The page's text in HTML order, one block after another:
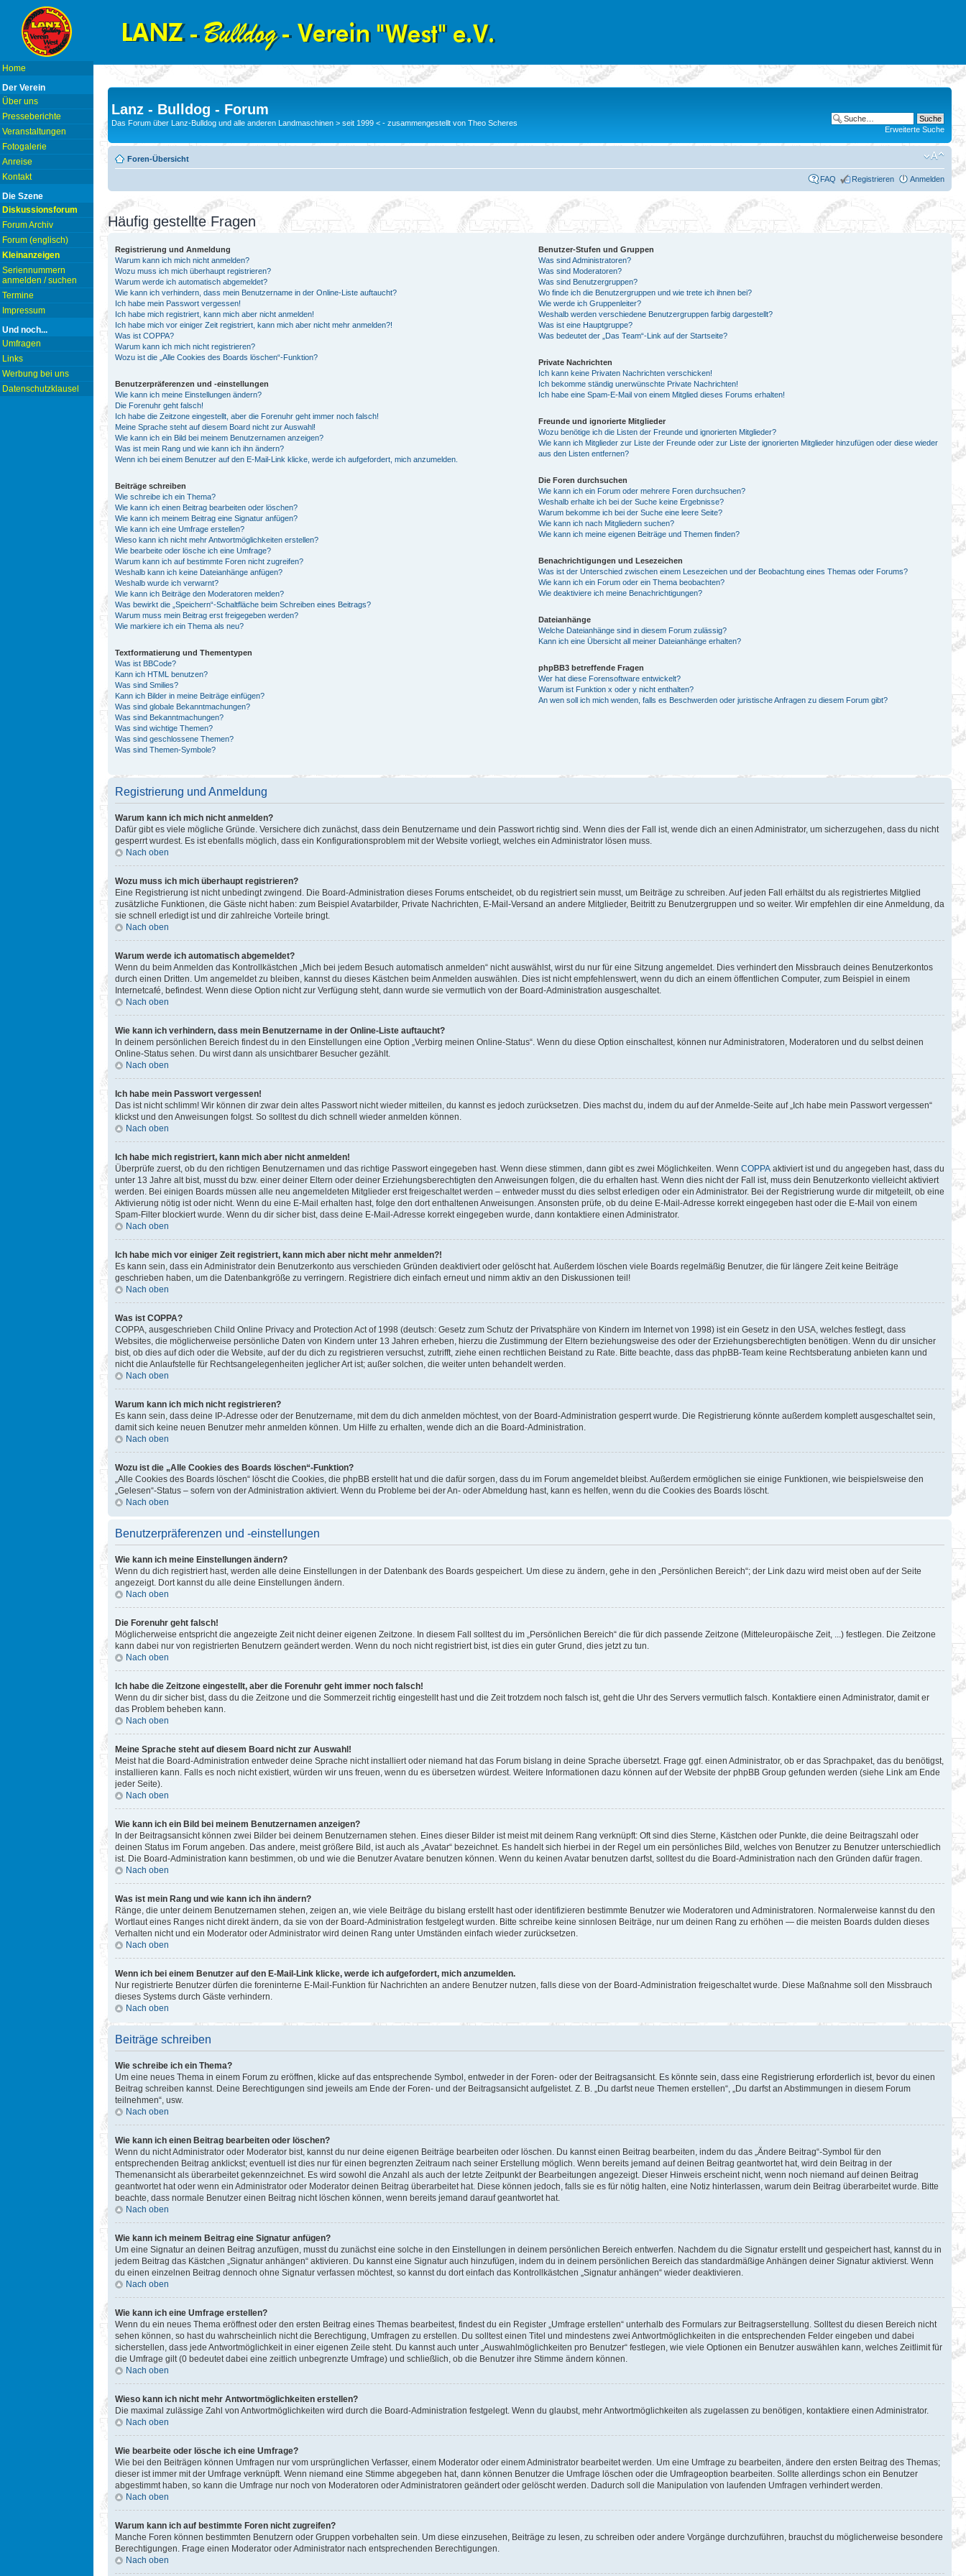
Home
Der Verein
Über uns
Presseberichte
Veranstaltungen
Fotogalerie
Anreise
Kontakt
Die Szene
Diskussionsforum
Forum Archiv
Forum (englisch)
Kleinanzeigen
Seriennummern
anmelden / suchen
Termine
Impressum
Und noch...
Umfragen
Links
Werbung bei uns
Datenschutzklausel
Lanz - Bulldog - Forum
Das Forum über Lanz-Bulldog und alle anderen Landmaschinen > seit 1999 < - zusammengestellt von Theo Scheres
Erweiterte Suche
Foren-Übersicht
FAQ Registrieren Anmelden
Häufig gestellte Fragen
Registrierung und Anmeldung
Warum kann ich mich nicht anmelden?
Wozu muss ich mich überhaupt registrieren?
Warum werde ich automatisch abgemeldet?
Wie kann ich verhindern, dass mein Benutzername in der Online-Liste auftaucht?
Ich habe mein Passwort vergessen!
Ich habe mich registriert, kann mich aber nicht anmelden!
Ich habe mich vor einiger Zeit registriert, kann mich aber nicht mehr anmelden?!
Was ist COPPA?
Warum kann ich mich nicht registrieren?
Wozu ist die „Alle Cookies des Boards löschen“-Funktion?
Benutzerpräferenzen und -einstellungen
Wie kann ich meine Einstellungen ändern?
Die Forenuhr geht falsch!
Ich habe die Zeitzone eingestellt, aber die Forenuhr geht immer noch falsch!
Meine Sprache steht auf diesem Board nicht zur Auswahl!
Wie kann ich ein Bild bei meinem Benutzernamen anzeigen?
Was ist mein Rang und wie kann ich ihn ändern?
Wenn ich bei einem Benutzer auf den E-Mail-Link klicke, werde ich aufgefordert, mich anzumelden.
Beiträge schreiben
Wie schreibe ich ein Thema?
Wie kann ich einen Beitrag bearbeiten oder löschen?
Wie kann ich meinem Beitrag eine Signatur anfügen?
Wie kann ich eine Umfrage erstellen?
Wieso kann ich nicht mehr Antwortmöglichkeiten erstellen?
Wie bearbeite oder lösche ich eine Umfrage?
Warum kann ich auf bestimmte Foren nicht zugreifen?
Weshalb kann ich keine Dateianhänge anfügen?
Weshalb wurde ich verwarnt?
Wie kann ich Beiträge den Moderatoren melden?
Was bewirkt die „Speichern“-Schaltfläche beim Schreiben eines Beitrags?
Warum muss mein Beitrag erst freigegeben werden?
Wie markiere ich ein Thema als neu?
Textformatierung und Thementypen
Was ist BBCode?
Kann ich HTML benutzen?
Was sind Smilies?
Kann ich Bilder in meine Beiträge einfügen?
Was sind globale Bekanntmachungen?
Was sind Bekanntmachungen?
Was sind wichtige Themen?
Was sind geschlossene Themen?
Was sind Themen-Symbole?
Benutzer-Stufen und Gruppen
Was sind Administratoren?
Was sind Moderatoren?
Was sind Benutzergruppen?
Wo finde ich die Benutzergruppen und wie trete ich ihnen bei?
Wie werde ich Gruppenleiter?
Weshalb werden verschiedene Benutzergruppen farbig dargestellt?
Was ist eine Hauptgruppe?
Was bedeutet der „Das Team“-Link auf der Startseite?
Private Nachrichten
Ich kann keine Privaten Nachrichten verschicken!
Ich bekomme ständig unerwünschte Private Nachrichten!
Ich habe eine Spam-E-Mail von einem Mitglied dieses Forums erhalten!
Freunde und ignorierte Mitglieder
Wozu benötige ich die Listen der Freunde und ignorierten Mitglieder?
Wie kann ich Mitglieder zur Liste der Freunde oder zur Liste der ignorierten Mitglieder hinzufügen oder diese wieder
aus den Listen entfernen?
Die Foren durchsuchen
Wie kann ich ein Forum oder mehrere Foren durchsuchen?
Weshalb erhalte ich bei der Suche keine Ergebnisse?
Warum bekomme ich bei der Suche eine leere Seite?
Wie kann ich nach Mitgliedern suchen?
Wie kann ich meine eigenen Beiträge und Themen finden?
Benachrichtigungen und Lesezeichen
Was ist der Unterschied zwischen einem Lesezeichen und der Beobachtung eines Themas oder Forums?
Wie kann ich ein Forum oder ein Thema beobachten?
Wie deaktiviere ich meine Benachrichtigungen?
Dateianhänge
Welche Dateianhänge sind in diesem Forum zulässig?
Kann ich eine Übersicht all meiner Dateianhänge erhalten?
phpBB3 betreffende Fragen
Wer hat diese Forensoftware entwickelt?
Warum ist Funktion x oder y nicht enthalten?
An wen soll ich mich wenden, falls es Beschwerden oder juristische Anfragen zu diesem Forum gibt?
Registrierung und Anmeldung
Warum kann ich mich nicht anmelden?
Dafür gibt es viele mögliche Gründe. Versichere dich zunächst, dass dein Benutzername und dein Passwort richtig sind. Wenn dies der Fall ist, wende dich an einen Administrator, um sicherzugehen, dass du nicht
gesperrt wurdest. Es ist ebenfalls möglich, dass ein Konfigurationsproblem mit der Website vorliegt, welches ein Administrator lösen muss.
Nach oben
Wozu muss ich mich überhaupt registrieren?
Eine Registrierung ist nicht unbedingt zwingend. Die Board-Administration dieses Forums entscheidet, ob du registriert sein musst, um Beiträge zu schreiben. Auf jeden Fall erhältst du als registriertes Mitglied
zusätzliche Funktionen, die Gäste nicht haben: zum Beispiel Avatarbilder, Private Nachrichten, E-Mail-Versand an andere Mitglieder, Beitritt zu Benutzergruppen und so weiter. Wir empfehlen dir eine Anmeldung, da
sie schnell erledigt ist und dir zahlreiche Vorteile bringt.
Nach oben
Warum werde ich automatisch abgemeldet?
Wenn du beim Anmelden das Kontrollkästchen „Mich bei jedem Besuch automatisch anmelden“ nicht auswählst, wirst du nur für eine Sitzung angemeldet. Dies verhindert den Missbrauch deines Benutzerkontos
durch einen Dritten. Um angemeldet zu bleiben, kannst du dieses Kästchen beim Anmelden auswählen. Dies ist nicht empfehlenswert, wenn du dich an einem öffentlichen Computer, zum Beispiel in einem
Internetcafé, befindest. Wenn diese Option nicht zur Verfügung steht, dann wurde sie vermutlich von der Board-Administration ausgeschaltet.
Nach oben
Wie kann ich verhindern, dass mein Benutzername in der Online-Liste auftaucht?
In deinem persönlichen Bereich findest du in den Einstellungen eine Option „Verbirg meinen Online-Status“. Wenn du diese Option einschaltest, können nur Administratoren, Moderatoren und du selbst deinen
Online-Status sehen. Du wirst dann als unsichtbarer Besucher gezählt.
Nach oben
Ich habe mein Passwort vergessen!
Das ist nicht schlimm! Wir können dir zwar dein altes Passwort nicht wieder mitteilen, du kannst es jedoch zurücksetzen. Dies machst du, indem du auf der Anmelde-Seite auf „Ich habe mein Passwort vergessen“
klickst und den Anweisungen folgst. So solltest du dich schnell wieder anmelden können.
Nach oben
Ich habe mich registriert, kann mich aber nicht anmelden!
Überprüfe zuerst, ob du den richtigen Benutzernamen und das richtige Passwort eingegeben hast. Wenn diese stimmen, dann gibt es zwei Möglichkeiten. Wenn COPPA aktiviert ist und du angegeben hast, dass du
unter 13 Jahre alt bist, musst du bzw. einer deiner Eltern oder deiner Erziehungsberechtigten den Anweisungen folgen, die du erhalten hast. Wenn dies nicht der Fall ist, muss dein Benutzerkonto vielleicht aktiviert
werden. Bei einigen Boards müssen alle neu angemeldeten Mitglieder erst freigeschaltet werden – entweder musst du dies selbst erledigen oder ein Administrator. Bei der Registrierung wurde dir mitgeteilt, ob eine
Aktivierung nötig ist oder nicht. Wenn du eine E-Mail erhalten hast, folge den dort enthaltenen Anweisungen. Ansonsten prüfe, ob du deine E-Mail-Adresse korrekt eingegeben hast oder die E-Mail von einem
Spam-Filter blockiert wurde. Wenn du dir sicher bist, dass deine E-Mail-Adresse korrekt eingegeben wurde, dann kontaktiere einen Administrator.
Nach oben
Ich habe mich vor einiger Zeit registriert, kann mich aber nicht mehr anmelden?!
Es kann sein, dass ein Administrator dein Benutzerkonto aus verschieden Gründen deaktiviert oder gelöscht hat. Außerdem löschen viele Boards regelmäßig Benutzer, die für längere Zeit keine Beiträge
geschrieben haben, um die Datenbankgröße zu verringern. Registriere dich einfach erneut und nimm aktiv an den Diskussionen teil!
Nach oben
Was ist COPPA?
COPPA, ausgeschrieben Child Online Privacy and Protection Act of 1998 (deutsch: Gesetz zum Schutz der Privatsphäre von Kindern im Internet von 1998) ist ein Gesetz in den USA, welches festlegt, dass
Websites, die möglicherweise persönliche Daten von Kindern unter 13 Jahren erheben, hierzu die Zustimmung der Eltern beziehungsweise des oder der Erziehungsberechtigten benötigen. Wenn du dir unsicher
bist, ob dies auf dich oder die Website, auf der du dich zu registrieren versuchst, zutrifft, ziehe einen rechtlichen Beistand zu Rate. Bitte beachte, dass das phpBB-Team keine Rechtsberatung anbieten kann und
nicht die Anlaufstelle für Rechtsangelegenheiten jeglicher Art ist; außer solchen, die weiter unten behandelt werden.
Nach oben
Warum kann ich mich nicht registrieren?
Es kann sein, dass deine IP-Adresse oder der Benutzername, mit dem du dich anmelden möchtest, von der Board-Administration gesperrt wurde. Die Registrierung könnte außerdem komplett ausgeschaltet sein,
damit sich keine neuen Benutzer mehr anmelden können. Um Hilfe zu erhalten, wende dich an die Board-Administration.
Nach oben
Wozu ist die „Alle Cookies des Boards löschen“-Funktion?
„Alle Cookies des Boards löschen“ löscht die Cookies, die phpBB erstellt hat und die dafür sorgen, dass du im Forum angemeldet bleibst. Außerdem ermöglichen sie einige Funktionen, wie beispielsweise den
„Gelesen“-Status – sofern von der Administration aktiviert. Wenn du Probleme bei der An- oder Abmeldung hast, kann es helfen, wenn du die Cookies des Boards löscht.
Nach oben
Benutzerpräferenzen und -einstellungen
Wie kann ich meine Einstellungen ändern?
Wenn du dich registriert hast, werden alle deine Einstellungen in der Datenbank des Boards gespeichert. Um diese zu ändern, gehe in den „Persönlichen Bereich“; der Link dazu wird meist oben auf der Seite
angezeigt. Dort kannst du alle deine Einstellungen ändern.
Nach oben
Die Forenuhr geht falsch!
Möglicherweise entspricht die angezeigte Zeit nicht deiner eigenen Zeitzone. In diesem Fall solltest du im „Persönlichen Bereich“ die für dich passende Zeitzone (Mitteleuropäische Zeit, ...) festlegen. Die Zeitzone
kann dabei nur von registrierten Benutzern geändert werden. Wenn du noch nicht registriert bist, ist dies ein guter Grund, dies jetzt zu tun.
Nach oben
Ich habe die Zeitzone eingestellt, aber die Forenuhr geht immer noch falsch!
Wenn du dir sicher bist, dass du die Zeitzone und die Sommerzeit richtig eingestellt hast und die Zeit trotzdem noch falsch ist, geht die Uhr des Servers vermutlich falsch. Kontaktiere einen Administrator, damit er
das Problem beheben kann.
Nach oben
Meine Sprache steht auf diesem Board nicht zur Auswahl!
Meist hat die Board-Administration entweder deine Sprache nicht installiert oder niemand hat das Forum bislang in deine Sprache übersetzt. Frage ggf. einen Administrator, ob er das Sprachpaket, das du benötigst,
installieren kann. Falls es noch nicht existiert, würden wir uns freuen, wenn du es übersetzen würdest. Weitere Informationen dazu können auf der Website der phpBB Group gefunden werden (siehe Link am Ende
jeder Seite).
Nach oben
Wie kann ich ein Bild bei meinem Benutzernamen anzeigen?
In der Beitragsansicht können zwei Bilder bei deinem Benutzernamen stehen. Eines dieser Bilder ist meist mit deinem Rang verknüpft: Oft sind dies Sterne, Kästchen oder Punkte, die deine Beitragszahl oder
deinen Status im Forum angeben. Das andere, meist größere Bild, ist auch als „Avatar“ bezeichnet. Es handelt sich hierbei in der Regel um ein persönliches Bild, welches von Benutzer zu Benutzer unterschiedlich
ist. Die Board-Administration kann bestimmen, ob und wie die Benutzer Avatare benutzen können. Wenn du keinen Avatar benutzen darfst, solltest du die Board-Administration nach den Gründen dafür fragen.
Nach oben
Was ist mein Rang und wie kann ich ihn ändern?
Ränge, die unter deinem Benutzernamen stehen, zeigen an, wie viele Beiträge du bislang erstellt hast oder identifizieren bestimmte Benutzer wie Moderatoren und Administratoren. Normalerweise kannst du den
Wortlaut eines Ranges nicht direkt ändern, da sie von der Board-Administration festgelegt wurden. Bitte schreibe keine sinnlosen Beiträge, nur um deinen Rang zu erhöhen — die meisten Boards dulden dieses
Verhalten nicht und ein Moderator oder Administrator wird deinen Rang unter Umständen einfach wieder zurücksetzen.
Nach oben
Wenn ich bei einem Benutzer auf den E-Mail-Link klicke, werde ich aufgefordert, mich anzumelden.
Nur registrierte Benutzer dürfen die foreninterne E-Mail-Funktion für Nachrichten an andere Benutzer nutzen, falls diese von der Board-Administration freigeschaltet wurde. Diese Maßnahme soll den Missbrauch
dieses Systems durch Gäste verhindern.
Nach oben
Beiträge schreiben
Wie schreibe ich ein Thema?
Um eine neues Thema in einem Forum zu eröffnen, klicke auf das entsprechende Symbol, entweder in der Foren- oder der Beitragsansicht. Es könnte sein, dass eine Registrierung erforderlich ist, bevor du einen
Beitrag schreiben kannst. Deine Berechtigungen sind jeweils am Ende der Foren- und der Beitragsansicht aufgelistet. Z. B. „Du darfst neue Themen erstellen“, „Du darfst an Abstimmungen in diesem Forum
teilnehmen“, usw.
Nach oben
Wie kann ich einen Beitrag bearbeiten oder löschen?
Wenn du nicht Administrator oder Moderator bist, kannst du nur deine eigenen Beiträge bearbeiten oder löschen. Du kannst einen Beitrag bearbeiten, indem du das „Ändere Beitrag“-Symbol für den
entsprechenden Beitrag anklickst; eventuell ist dies nur für einen begrenzten Zeitraum nach seiner Erstellung möglich. Wenn bereits jemand auf deinen Beitrag geantwortet hat, wird dein Beitrag in der
Themenansicht als überarbeitet gekennzeichnet. Es wird sowohl die Anzahl als auch der letzte Zeitpunkt der Bearbeitungen angezeigt. Dieser Hinweis erscheint nicht, wenn noch niemand auf deinen Beitrag
geantwortet hat oder wenn ein Administrator oder Moderator deinen Beitrag überarbeitet hat. Diese können jedoch, falls sie es für nötig halten, eine Notiz hinterlassen, warum dein Beitrag überarbeitet wurde. Bitte
beachte, dass normale Benutzer einen Beitrag nicht löschen können, wenn bereits jemand darauf geantwortet hat.
Nach oben
Wie kann ich meinem Beitrag eine Signatur anfügen?
Um eine Signatur an deinen Beitrag anzufügen, musst du zunächst eine solche in den Einstellungen in deinem persönlichen Bereich entwerfen. Nachdem du die Signatur erstellt und gespeichert hast, kannst du in
jedem Beitrag das Kästchen „Signatur anhängen“ aktivieren. Du kannst eine Signatur auch hinzufügen, indem du in deinem persönlichen Bereich das standardmäßige Anhängen deiner Signatur aktivierst. Wenn
du einen einzelnen Beitrag dennoch ohne Signatur verfassen möchtest, so kannst du dort einfach das Kontrollkästchen „Signatur anhängen“ wieder deaktivieren.
Nach oben
Wie kann ich eine Umfrage erstellen?
Wenn du ein neues Thema eröffnest oder den ersten Beitrag eines Themas bearbeitest, findest du ein Register „Umfrage erstellen“ unterhalb des Formulars zur Beitragserstellung. Solltest du diesen Bereich nicht
sehen können, so hast du wahrscheinlich nicht die Berechtigung, Umfragen zu erstellen. Du solltest einen Titel und mindestens zwei Antwortmöglichkeiten in die entsprechenden Felder eingeben und dabei
sicherstellen, dass jede Antwortmöglichkeit in einer eigenen Zeile steht. Du kannst auch unter „Auswahlmöglichkeiten pro Benutzer“ festlegen, wie viele Optionen ein Benutzer auswählen kann, welches Zeitlimit für
die Umfrage gilt (0 bedeutet dabei eine zeitlich unbegrenzte Umfrage) und schließlich, ob die Benutzer ihre Stimme ändern können.
Nach oben
Wieso kann ich nicht mehr Antwortmöglichkeiten erstellen?
Die maximal zulässige Zahl von Antwortmöglichkeiten wird durch die Board-Administration festgelegt. Wenn du glaubst, mehr Antwortmöglichkeiten als zugelassen zu benötigen, kontaktiere einen Administrator.
Nach oben
Wie bearbeite oder lösche ich eine Umfrage?
Wie bei den Beiträgen können Umfragen nur vom ursprünglichen Verfasser, einem Moderator oder einem Administrator bearbeitet werden. Um eine Umfrage zu bearbeiten, ändere den ersten Beitrag des Themas;
dieser ist immer mit der Umfrage verknüpft. Wenn niemand eine Stimme abgegeben hat, dann können Benutzer die Umfrage löschen oder die Umfrageoption bearbeiten. Sollte allerdings schon ein Benutzer
abgestimmt haben, so kann die Umfrage nur noch von Moderatoren oder Administratoren geändert oder gelöscht werden. Dadurch soll die Manipulation von laufenden Umfragen verhindert werden.
Nach oben
Warum kann ich auf bestimmte Foren nicht zugreifen?
Manche Foren können bestimmten Benutzern oder Gruppen vorbehalten sein. Um diese einzusehen, Beiträge zu lesen, zu schreiben oder andere Vorgänge durchzuführen, brauchst du möglicherweise besondere
Berechtigungen. Frage einen Moderator oder Administrator nach entsprechenden Berechtigungen.
Nach oben